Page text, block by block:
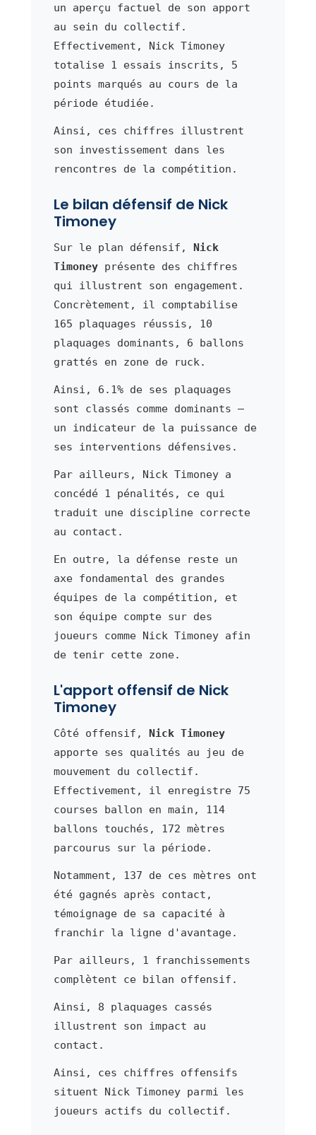
un aperçu factuel de son apport
au sein du collectif.
Effectivement, Nick Timoney
totalise 1 essais inscrits, 5
points marqués au cours de la
période étudiée.
Ainsi, ces chiffres illustrent
son investissement dans les
rencontres de la compétition.
Le bilan défensif de Nick
Timoney
Sur le plan défensif, Nick
Timoneyprésente des chiffres
qui illustrent son engagement.
Concrètement, il comptabilise
165 plaquages réussis, 10
plaquages dominants, 6 ballons
grattés en zone de ruck.
Ainsi, 6.1% de ses plaquages
sont classés comme dominants —
un indicateur de la puissance de
ses interventions défensives.
Par ailleurs, Nick Timoney a
concédé 1 pénalités, ce qui
traduit une discipline correcte
au contact.
En outre, la défense reste un
axe fondamental des grandes
équipes de la compétition, et
son équipe compte sur des
joueurs comme Nick Timoney afin
de tenir cette zone.
L'apport offensif de Nick
Timoney
Côté offensif, Nick Timoney
apporte ses qualités au jeu de
mouvement du collectif.
Effectivement, il enregistre 75
courses ballon en main, 114
ballons touchés, 172 mètres
parcourus sur la période.
Notamment, 137 de ces mètres ont
été gagnés après contact,
témoignage de sa capacité à
franchir la ligne d'avantage.
Par ailleurs, 1 franchissements
complètent ce bilan offensif.
Ainsi, 8 plaquages cassés
illustrent son impact au
contact.
Ainsi, ces chiffres offensifs
situent Nick Timoney parmi les
joueurs actifs du collectif.